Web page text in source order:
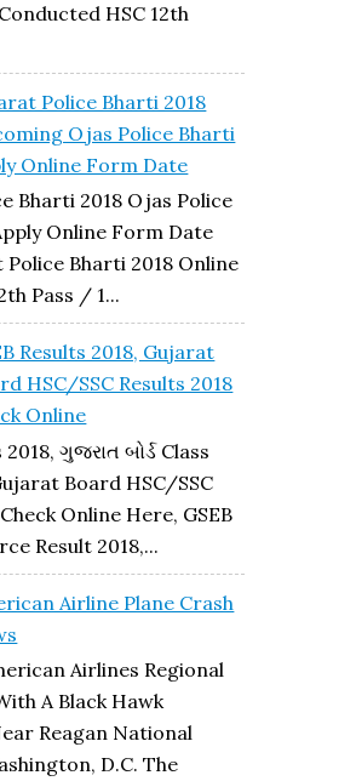
HSC 12th
Police Bharti 2018
Ojas Police Bharti
Online Form Date
Bharti 2018 Ojas Police
Online Form Date
Police Bharti 2018 Online
Pass / 1...
Results 2018, Gujarat
HSC/SSC Results 2018
Online
ગુજરાત બોર્ડ Class
Board HSC/SSC
Online Here, GSEB
Result 2018,...
Airline Plane Crash
Airlines Regional
A Black Hawk
Reagan National
D.C. The